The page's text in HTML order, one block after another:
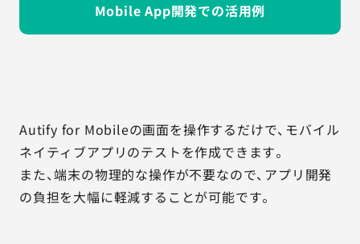
Mobile App開発での活用例
Autify for Mobileの画面を操作するだけで、モバイル
ネイティブアプリのテストを作成できます。
また、端末の物理的な操作が不要なので、アプリ開発
の負担を大幅に軽減することが可能です。